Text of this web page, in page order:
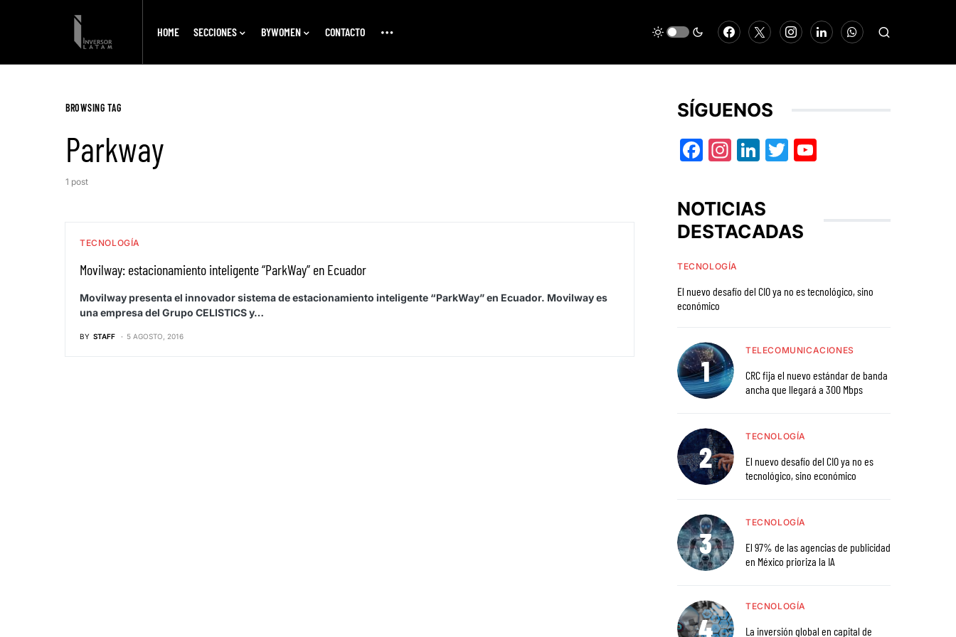
HOME SECCIONES BYWOMEN CONTACTO
BROWSING TAG
Parkway
1 post
TECNOLOGÍA
Movilway: estacionamiento inteligente “ParkWay” en Ecuador
Movilway presenta el innovador sistema de estacionamiento inteligente “ParkWay” en Ecuador. Movilway es
una empresa del Grupo CELISTICS y…
BY STAFF 5 AGOSTO, 2016
SÍGUENOS
Facebook
Instagram
LinkedIn
Twitter
NOTICIAS
DESTACADAS
TECNOLOGÍA
El nuevo desafío del CIO ya no es tecnológico, sino
económico
TELECOMUNICACIONES
CRC fija el nuevo estándar de banda
ancha que llegará a 300 Mbps
TECNOLOGÍA
El nuevo desafío del CIO ya no es
tecnológico, sino económico
TECNOLOGÍA
El 97% de las agencias de publicidad
en México prioriza la IA
TECNOLOGÍA
La inversión global en capital de